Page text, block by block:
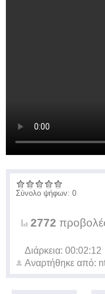
Σύνολο ψήφων: 0
2772
Διάρκεια: 00:02:12
Αναρτήθηκε από: